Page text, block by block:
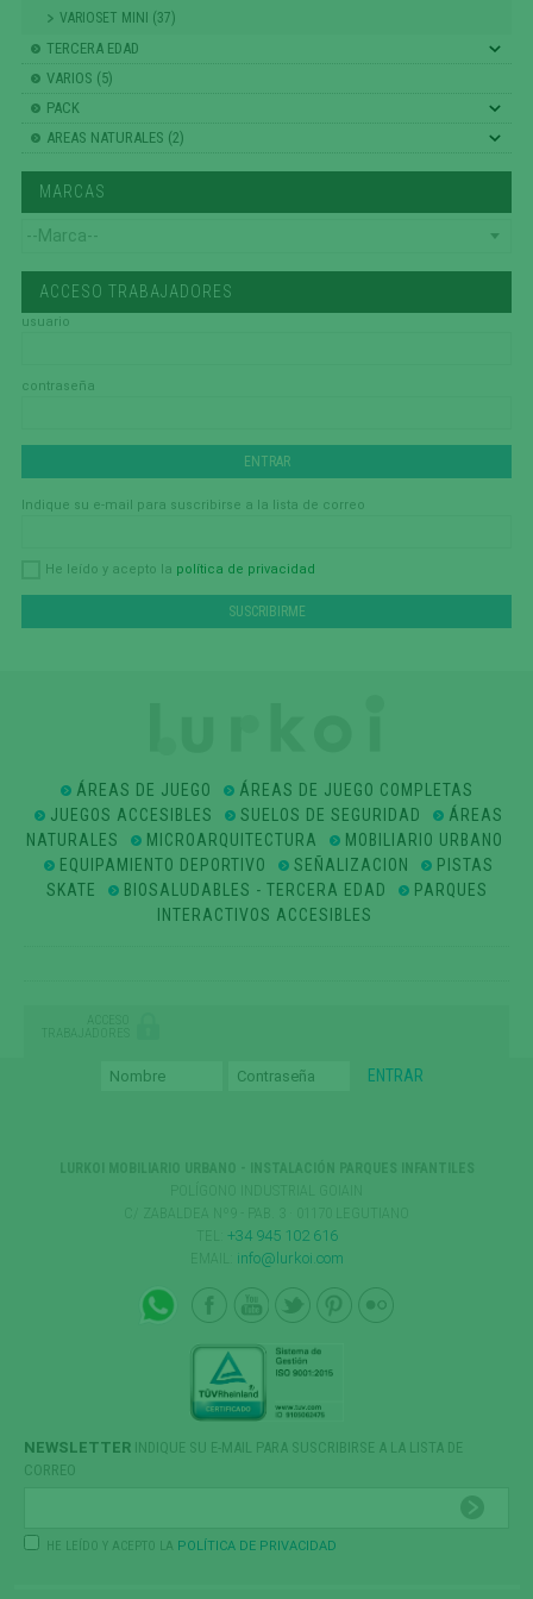
VARIOSET MINI (37)
TERCERA EDAD
VARIOS (5)
PACK
AREAS NATURALES (2)
MARCAS
ACCESO TRABAJADORES
usuario
contraseña
Indique su e-mail para suscribirse a la lista de correo
He leído y acepto la política de privacidad
ÁREAS DE JUEGO
ÁREAS DE JUEGO COMPLETAS
JUEGOS ACCESIBLES
SUELOS DE SEGURIDAD
ÁREAS
NATURALES
MICROARQUITECTURA
MOBILIARIO URBANO
EQUIPAMIENTO DEPORTIVO
SEÑALIZACION
PISTAS
SKATE
BIOSALUDABLES - TERCERA EDAD
PARQUES
INTERACTIVOS ACCESIBLES
ACCESO
TRABAJADORES
+34 945 102 616
info@lurkoi.com
NEWSLETTER INDIQUE SU E-MAIL PARA SUSCRIBIRSE A LA LISTA DE
CORREO
HE LEÍDO Y ACEPTO LA POLÍTICA DE PRIVACIDAD